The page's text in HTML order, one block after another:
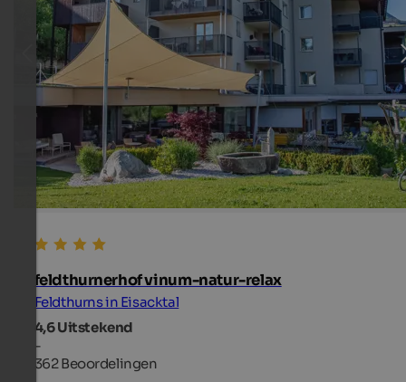
feldthurnerhof vinum-natur-relax
Feldthurns in Eisacktal
4,6Uitstekend
-
362 Beoordelingen